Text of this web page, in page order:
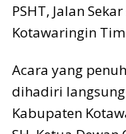
PSHT, Jalan
Kotawaringin
Acara yang
dihadiri langsung
Kabupaten